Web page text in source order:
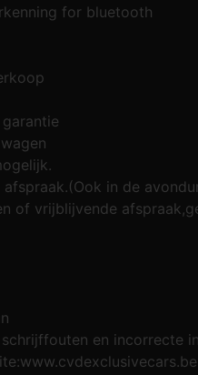
for bluetooth
in de
of vrijblijvende
en incorrecte